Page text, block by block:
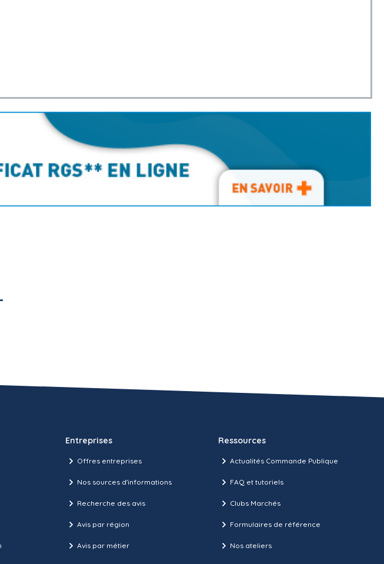
Entreprises
Offres entreprises
Nos sources d'informations
Recherche des avis
Avis par région
Avis par métier
Ressources
Actualités Commande Publique
FAQ et tutoriels
Clubs Marchés
Formulaires de référence
Nos ateliers